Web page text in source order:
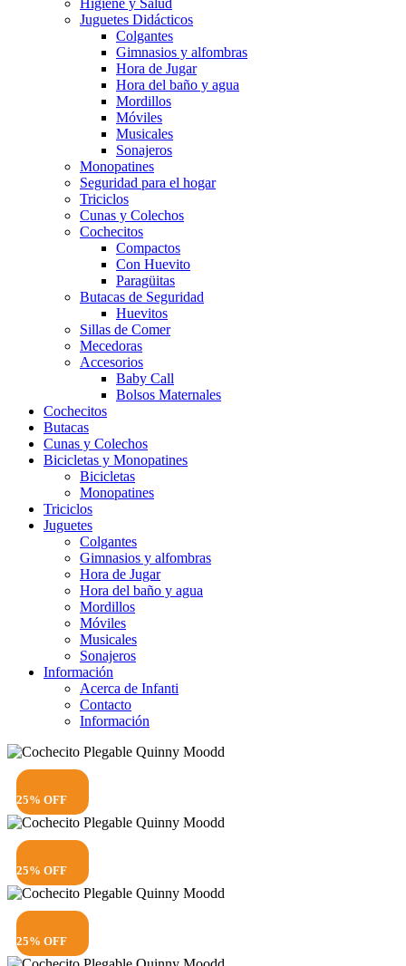
Higiene y Salud
Juguetes Didácticos
Colgantes
Gimnasios y alfombras
Hora de Jugar
Hora del baño y agua
Mordillos
Móviles
Musicales
Sonajeros
Monopatines
Seguridad para el hogar
Triciclos
Cunas y Colechos
Cochecitos
Compactos
Con Huevito
Paragüitas
Butacas de Seguridad
Huevitos
Sillas de Comer
Mecedoras
Accesorios
Baby Call
Bolsos Maternales
Cochecitos
Butacas
Cunas y Colechos
Bicicletas y Monopatines
Bicicletas
Monopatines
Triciclos
Juguetes
Colgantes
Gimnasios y alfombras
Hora de Jugar
Hora del baño y agua
Mordillos
Móviles
Musicales
Sonajeros
Información
Acerca de Infanti
Contacto
Información
25% OFF
25% OFF
25% OFF